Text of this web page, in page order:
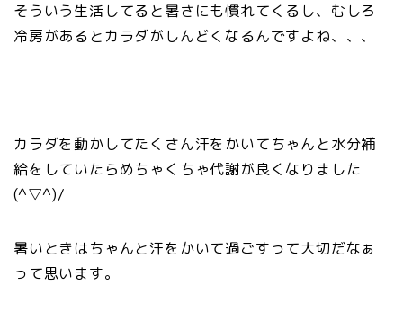
そういう生活してると暑さにも慣れてくるし、むしろ
冷房があるとカラダがしんどくなるんですよね、、、
カラダを動かしてたくさん汗をかいてちゃんと水分補
給をしていたらめちゃくちゃ代謝が良くなりました
(^▽^)/
暑いときはちゃんと汗をかいて過ごすって大切だなぁ
って思います。